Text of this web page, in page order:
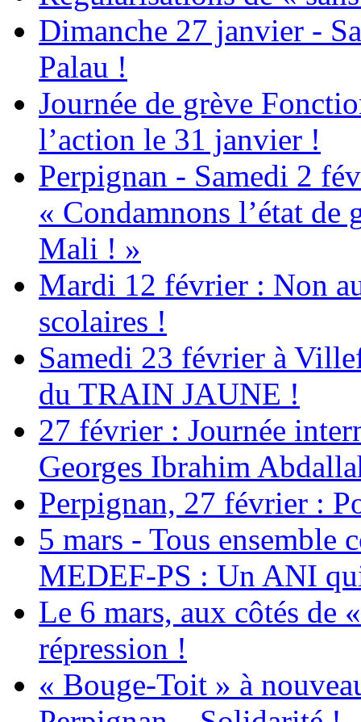
Dimanche 27 janvier -
Palau !
Journée de grève
l’action le 31 janvier !
Perpignan - Samedi 2
« Condamnons l’état de
Mali ! »
Mardi 12 février : Non
scolaires !
Samedi 23 février à
du TRAIN JAUNE !
27 février : Journée
Georges Ibrahim
Perpignan, 27 février :
5 mars - Tous ensemble
MEDEF-PS : Un ANI
Le 6 mars, aux côtés de
répression !
« Bouge-Toit » à